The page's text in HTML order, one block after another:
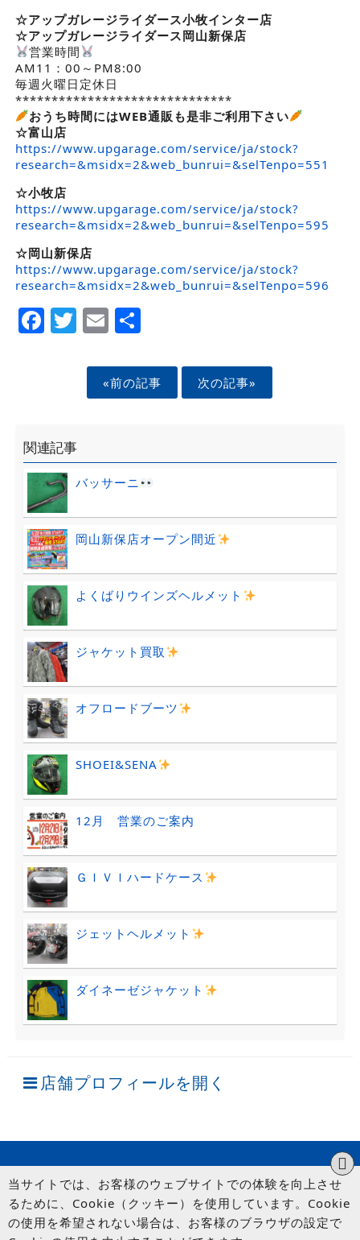
☆アップガレージライダース小牧インター店
☆アップガレージライダース岡山新保店
営業時間
AM11：00～PM8:00
毎週火曜日定休日
******************************
おうち時間にはWEB通販も是非ご利用下さい
☆富山店
https://www.upgarage.com/service/ja/stock?
research=&msidx=2&web_bunrui=&selTenpo=551
☆小牧店
https://www.upgarage.com/service/ja/stock?
research=&msidx=2&web_bunrui=&selTenpo=595
☆岡山新保店
https://www.upgarage.com/service/ja/stock?
research=&msidx=2&web_bunrui=&selTenpo=596
Facebook
Twitter
EmailShare
«前の記事 次の記事»
関連記事
バッサーニ
岡山新保店オープン間近
よくばりウインズヘルメット
ジャケット買取
オフロードブーツ
SHOEI&SENA
12月 営業のご案内
ＧＩＶＩハードケース
ジェットヘルメット
ダイネーゼジャケット
店舗プロフィールを開く
当サイトでは、お客様のウェブサイトでの体験を向上させ
るために、Cookie（クッキー）を使用しています。Cookie
の使用を希望されない場合は、お客様のブラウザの設定で